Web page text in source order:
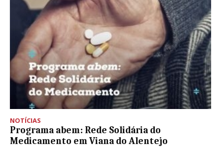
NOTÍCIAS
Programa abem: Rede Solidária do
Medicamento em Viana do Alentejo